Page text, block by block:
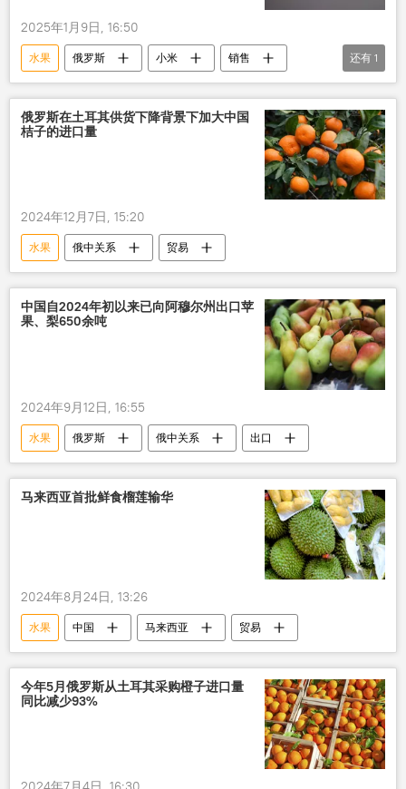
2025年1月9日, 16:50
水果 俄罗斯 小米
销售
啤酒
还有 1
俄罗斯在土耳其供货下降背景下加大中国
桔子的进口量
2024年12月7日, 15:20
水果 俄中关系 贸易
中国自2024年初以来已向阿穆尔州出口苹
果、梨650余吨
2024年9月12日, 16:55
水果 俄罗斯 俄中关系 出口
马来西亚首批鲜食榴莲输华
2024年8月24日, 13:26
水果 中国 马来西亚 贸易
今年5月俄罗斯从土耳其采购橙子进口量
同比减少93%